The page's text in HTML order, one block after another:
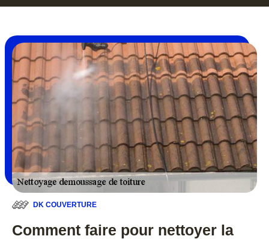
DK COUVERTURE
Comment faire pour nettoyer la